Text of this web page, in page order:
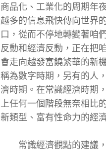
商品化、工業化的周期年
越多的信息飛快傳向世界
口，從而不停地轉變著咱
反動和經濟反動，正在把
會走向越發富饒繁華的新
稱為數字時期，另有的人
濟時期。在常識經濟時期
上任何一個階段無奈相比
新類型、富有性命力的經
常識經濟觀點的建議，